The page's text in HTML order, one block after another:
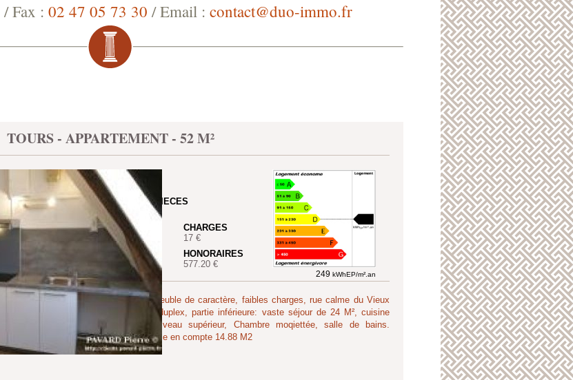
/ Fax : 02 47 05 73 30 / Email : contact@duo-immo.fr
TOURS - APPARTEMENT - 52 M²
249 kWhEP/m².an
SECTEUR
HALLES
NOMBRE DE PIECES
LOYER
575 €
CHARGES
17 €
CAUTION
HONORAIRES
577.20 €
Dans petit immeuble de caractère, faibles charges, rue calme du Vieux
TOURS, beau duplex, partie inférieure: vaste séjour de 24 M², cuisine
équipée WC niveau supérieur, Chambre moqiettée, salle de bains.
Surface non prise en compte 14.88 M2